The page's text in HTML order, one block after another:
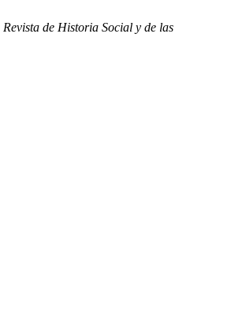
Revista de Historia Social y de las